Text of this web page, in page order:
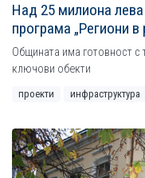
Над 25 милиона
програма „Региони в
Общината има готовност с
ключови обекти
проекти инфраструктура